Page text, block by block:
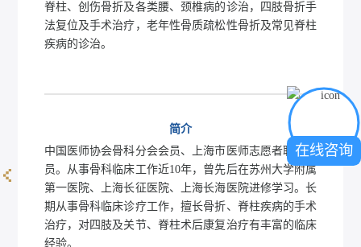
脊柱、创伤骨折及各类腰、颈椎病的诊治，四肢骨折手
法复位及手术治疗，老年性骨质疏松性骨折及常见脊柱
疾病的诊治。
简介
中国医师协会骨科分会会员、上海市医师志愿者联盟会
员。从事骨科临床工作近10年，曾先后在苏州大学附属
第一医院、上海长征医院、上海长海医院进修学习。长
期从事骨科临床诊疗工作，擅长骨折、脊柱疾病的手术
治疗，对四肢及关节、脊柱术后康复治疗有丰富的临床
经验。
田建军
在线咨询